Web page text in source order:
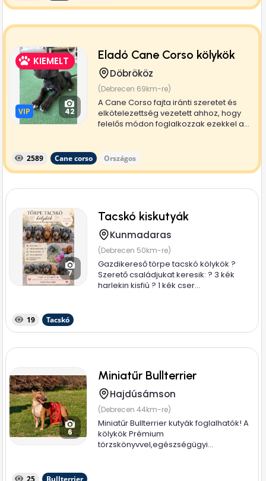
KIEMELT
VIP
VIP 42
Eladó Cane Corso kölykök
Döbrököz
(Debrecen 69km-re)
A Cane Corso fajta iránti szeretet és
elkötelezettség vezetett ahhoz, hogy
felelős módon foglalkozzak ezekkel a...
2589 Cane corso Országos
7
Tacskó kiskutyák
Kunmadaras
(Debrecen 50km-re)
Gazdikereső törpe tacskó kölykök ?
Szerető családjukat keresik: ? 3 kék
harlekin kisfiú ? 1 kék cser...
19 Tacskó
6
Miniatűr Bullterrier
Hajdúsámson
(Debrecen 44km-re)
Miniatűr Bullterrier kutyák foglalhatók! A
kölykök Prémium
törzskönyvvel,egészségügyi...
25 Bullterrier